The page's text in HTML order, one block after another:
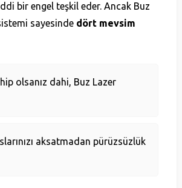
bir engel teşkil eder. Ancak Buz
sayesinde dört mevsim
olsanız dahi, Buz Lazer
aksatmadan pürüzsüzlük